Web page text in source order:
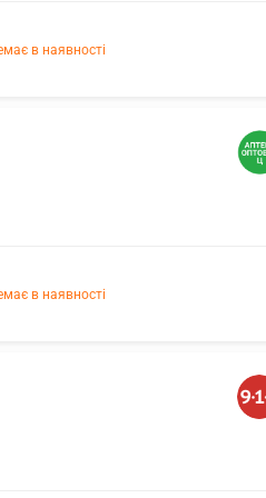
в наявності
в наявності